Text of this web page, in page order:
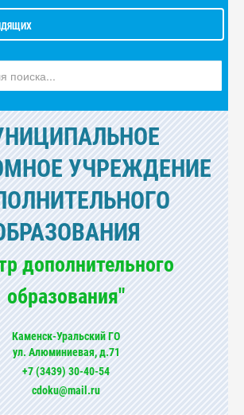
УЧРЕЖДЕНИЕ
дополнительного
образования"
Каменск-Уральский ГО
ул. Алюминиевая, д.71
+7 (3439) 30-40-54
cdoku@mail.ru